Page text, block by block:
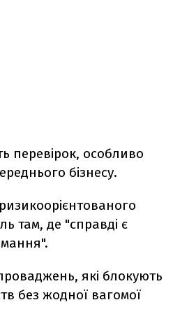
перевірок, особливо
бізнесу.
там, де "справді є
які блокують
без жодної вагомої